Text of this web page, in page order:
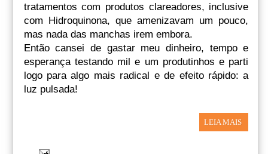
tratamentos com produtos clareadores, inclusive
com Hidroquinona, que amenizavam um pouco,
mas nada das manchas irem embora.
Então cansei de gastar meu dinheiro, tempo e
esperança testando mil e um produtinhos e parti
logo para algo mais radical e de efeito rápido: a
luz pulsada!
LEIA MAIS